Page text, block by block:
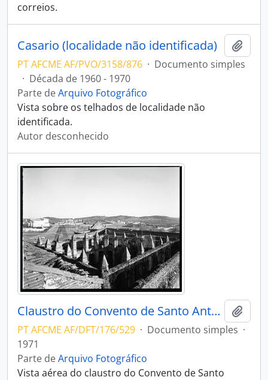
correios.
Casario (localidade não identificada)
PT AFCME AF/PVO/3158/876 · Documento simples
· Década de 1960 - 1970
Parte deArquivo Fotográfico
Vista sobre os telhados de localidade não
identificada.
Autor desconhecido
Claustro do Convento de Santo António
PT AFCME AF/DFT/176/529 · Documento simples ·
1971
Parte deArquivo Fotográfico
Vista aérea do claustro do Convento de Santo